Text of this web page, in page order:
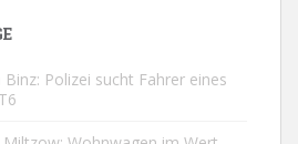
Polizei sucht Fahrer eines